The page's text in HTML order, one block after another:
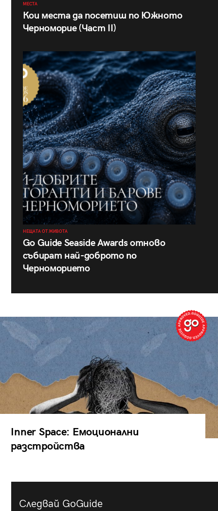
МЕСТА
Кои места да посетиш по Южното
Черноморие (Част II)
НЕЩАТА ОТ ЖИВОТА
Go Guide Seaside Awards отново
събират най-доброто по
Черноморието
Inner Space: Емоционални
разстройства
Следвай GoGuide